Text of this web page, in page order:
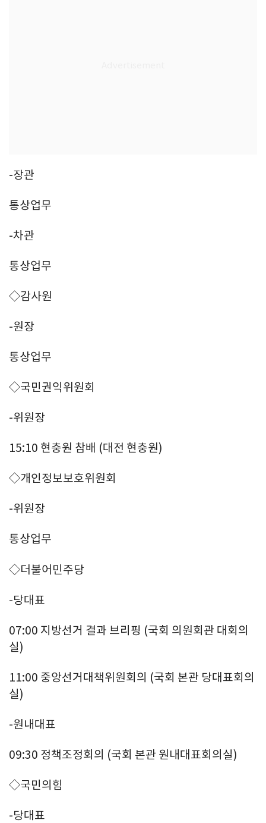
-장관
통상업무
-차관
통상업무
◇감사원
-원장
통상업무
◇국민권익위원회
-위원장
15:10 현충원 참배 (대전 현충원)
◇개인정보보호위원회
-위원장
통상업무
◇더불어민주당
-당대표
07:00 지방선거 결과 브리핑 (국회 의원회관 대회의
실)
11:00 중앙선거대책위원회의 (국회 본관 당대표회의
실)
-원내대표
09:30 정책조정회의 (국회 본관 원내대표회의실)
◇국민의힘
-당대표